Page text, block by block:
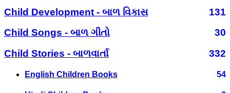
Child Development - બાળ વિકાસ
131
Child Songs - બાળ ગીતો
30
Child Stories - બાળવાર્તા
332
English Children Books 54